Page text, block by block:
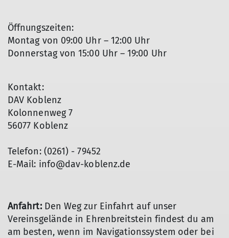
Öffnungszeiten:
Montag von 09:00 Uhr – 12:00 Uhr
Donnerstag von 15:00 Uhr – 19:00 Uhr
Kontakt:
DAV Koblenz
Kolonnenweg 7
56077 Koblenz
Telefon: (0261) - 79452
E-Mail: info@dav-koblenz.de
Anfahrt:Den Weg zur Einfahrt auf unser
Vereinsgelände in Ehrenbreitstein findest du am
am besten, wenn im Navigationssystem oder bei